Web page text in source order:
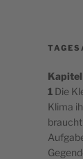
1Die
Klima